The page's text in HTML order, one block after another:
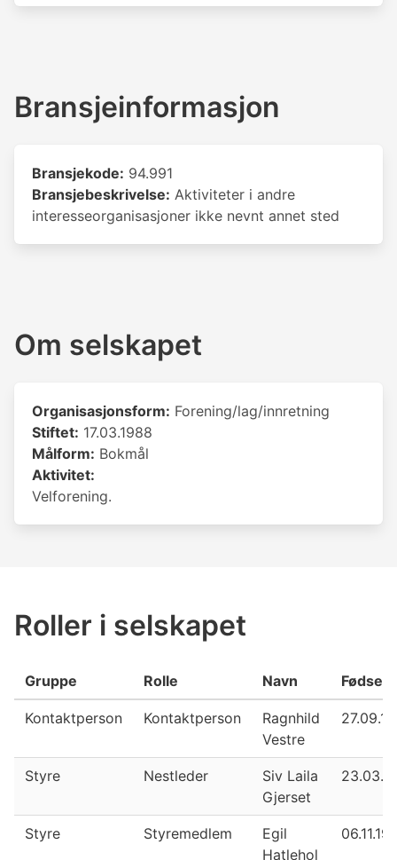
Bransjeinformasjon
Bransjekode: 94.991
Bransjebeskrivelse: Aktiviteter i andre
interesseorganisasjoner ikke nevnt annet sted
Om selskapet
Organisasjonsform: Forening/lag/innretning
Stiftet: 17.03.1988
Målform: Bokmål
Aktivitet:
Velforening.
Roller i selskapet
Gruppe Rolle Navn
Kontaktperson Kontaktperson
Ragnhild
Vestre
Styre Nestleder
Siv Laila
Gjerset
Styre Styremedlem
Egil
Hatlehol